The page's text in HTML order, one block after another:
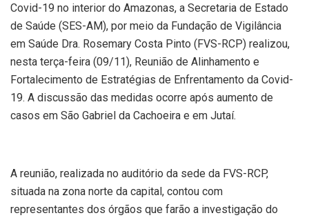
Covid-19 no interior do Amazonas, a Secretaria de Estado
de Saúde (SES-AM), por meio da Fundação de Vigilância
em Saúde Dra. Rosemary Costa Pinto (FVS-RCP) realizou,
nesta terça-feira (09/11), Reunião de Alinhamento e
Fortalecimento de Estratégias de Enfrentamento da Covid-
19. A discussão das medidas ocorre após aumento de
casos em São Gabriel da Cachoeira e em Jutaí.
A reunião, realizada no auditório da sede da FVS-RCP,
situada na zona norte da capital, contou com
representantes dos órgãos que farão a investigação do